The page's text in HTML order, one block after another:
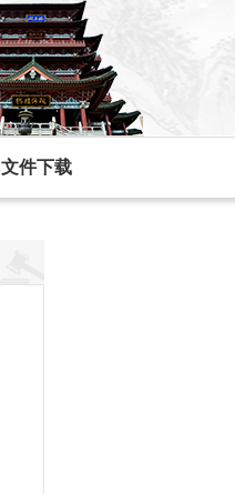
文件下载